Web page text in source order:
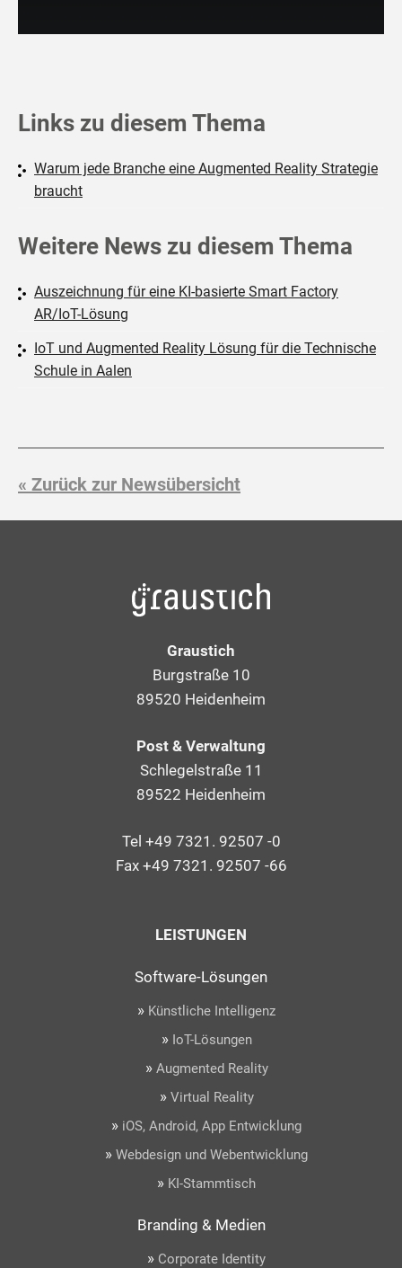
Links zu diesem Thema
Warum jede Branche eine Augmented Reality Strategie
braucht
Weitere News zu diesem Thema
Auszeichnung für eine KI-basierte Smart Factory
AR/IoT-Lösung
IoT und Augmented Reality Lösung für die Technische
Schule in Aalen
« Zurück zur Newsübersicht
Graustich
Burgstraße 10
89520 Heidenheim
Post & Verwaltung
Schlegelstraße 11
89522 Heidenheim
Tel +49 7321. 92507 -0
Fax +49 7321. 92507 -66
LEISTUNGEN
Software-Lösungen
» Künstliche Intelligenz
» IoT-Lösungen
» Augmented Reality
» Virtual Reality
» iOS, Android, App Entwicklung
» Webdesign und Webentwicklung
» KI-Stammtisch
Branding & Medien
» Corporate Identity